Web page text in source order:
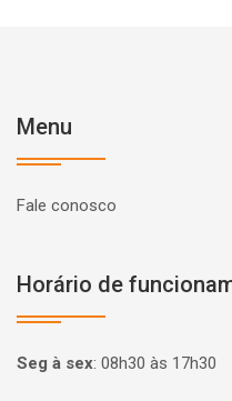
Menu
Fale conosco
Horário de
Seg à sex: 08h30 às 17h30